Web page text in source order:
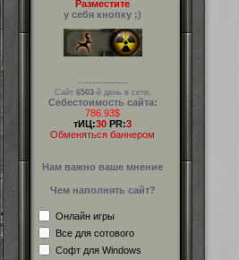
Разместите
у себя кнопку ;)
--------------
Сайт 6503-й день в сети.
Себестоимость сайта:
786.93$
тИЦ:30 PR:3
Обменяться баннером
Нам важно ваше мнение
Чем наполнять сайт?
Онлайн игры
Все для сотового
Софт для Windows